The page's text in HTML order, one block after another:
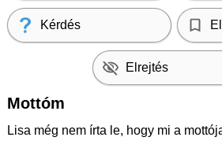
Kérdés
Elrejtés
Mottóm
Lisa még nem írta le, hogy mi a